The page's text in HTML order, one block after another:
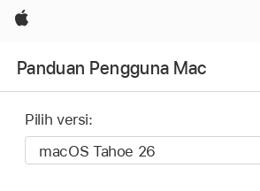
Apple
Panduan Pengguna Mac
Pilih versi: